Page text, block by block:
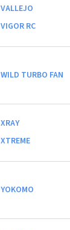
VALLEJO
VIGOR RC
WILD TURBO FAN
XRAY
XTREME
YOKOMO